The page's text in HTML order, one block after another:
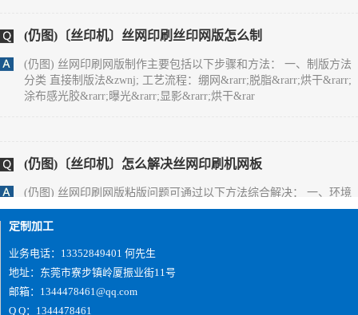
分类 直接制版法&zwnj; 工艺流程：绷网&rarr;脱脂&rarr;烘干&rarr;
涂布感光胶&rarr;曝光&rarr;显影&rarr;烘干&rar
与工艺调整 温湿度控制&zwnj;保持车间温度24&deg;C左右、湿度
65%左右，避免高温低湿导致油墨粘度异常升高。夏季需
(仍图)您好,双面IMD技术是怎么实现的？
(仍图) 1、片材成型时形状要好；2、注塑前模及后模都要放IMD片
定制加工
业务电话：13352849401 何先生
地址：东莞市寮步镇岭厦振业街11号
邮箱：1344478461@qq.com
Q Q：1344478461